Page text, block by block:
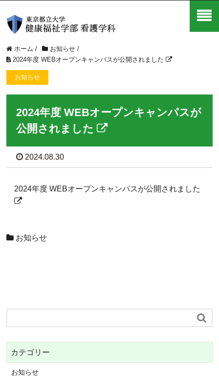
ホーム / お知らせ /
2024年度 WEBオープンキャンパスが公開されました
お知らせ
2024年度 WEBオープンキャンパスが
公開されました
2024.08.30
2024年度 WEBオープンキャンパスが公開されました
お知らせ

カテゴリー
お知らせ